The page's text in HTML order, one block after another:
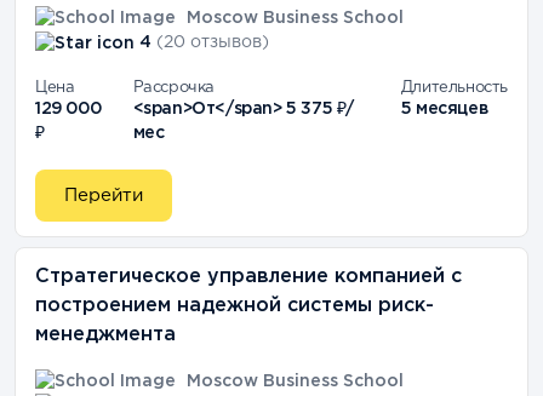
Moscow Business School
4 (20 отзывов)
Цена
129 000
₽
Рассрочка
<span>От</span> 5 375 ₽/
мес
Длительность
5 месяцев
Перейти
Стратегическое управление компанией с
построением надежной системы риск-
менеджмента
Moscow Business School